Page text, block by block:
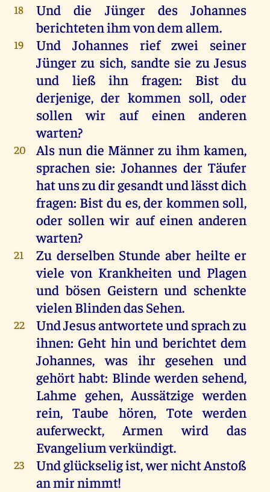
18 Und die Jünger des
Johannes
berichtetenihmvondemallem.
19 Und Johannes rief zwei
seiner
Jünger zu sich, sandte sie zu Jesus
und
ließ ihn fragen: Bist
du
derjenige,der kommen soll,oder
sollen
wir auf einen
anderen
warten?
20 Als nun die Männer zu ihm kamen,
sprachen sie: Johannes der Täufer
hatunszudirgesandtundlässtdich
fragen: Bist du es,der kommen soll,
oder sollen wir auf einen anderen
warten?
21 Zu derselben Stunde aber heilte er
viele von Krankheiten und Plagen
und bösen Geistern und schenkte
vielenBlindendasSehen.
22 UndJesusantworteteundsprachzu
ihnen: Geht hin und berichtet dem
Johannes,was ihr gesehen und
gehört habt: Blinde werden sehend,
Lahme gehen,Aussätzige werden
rein,Taube hören, Tote werden
auferweckt,Armen wird
das
Evangeliumverkündigt.
23 Undglückseligist,wernichtAnstoß
anmirnimmt!